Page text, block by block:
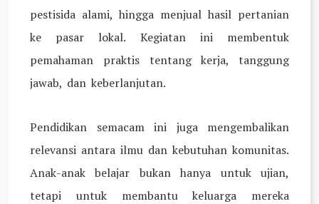
pestisida alami, hingga menjual hasil pertanian
ke pasar lokal. Kegiatan ini membentuk
pemahaman praktis tentang kerja, tanggung
jawab, dan keberlanjutan.
Pendidikan semacam ini juga mengembalikan
relevansi antara ilmu dan kebutuhan komunitas.
Anak-anak belajar bukan hanya untuk ujian,
tetapi untuk membantu keluarga mereka